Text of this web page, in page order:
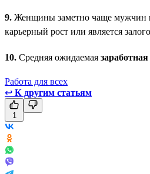
9. Женщины заметно чаще мужчин
карьерный рост или является
10. Средняя ожидаемая
Работа для всех
↩ К другим статьям
1